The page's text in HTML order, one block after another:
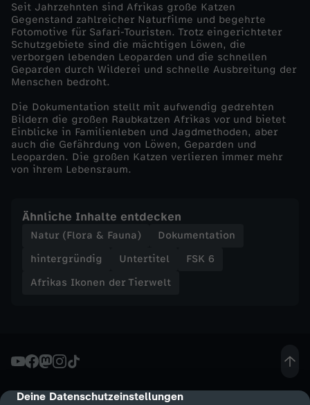
cmp-dialog-description
Deine Datenschutzeinstellungen
i
e
r
w
e
t
-
G
o
ß
Seit Jahrzehnten sind Afrikas große Katzen
Gegenstand zahlreicher Naturfilme und begehrte
Fotomotive für Safari-Touristen. Trotz eingerichteter
Schutzgebiete sind die mächtigen Löwen, die
verborgen lebenden Leoparden und die schnellen
Geparden durch Wilderei und schnelle Ausbreitung der
Menschen bedroht.
Die Dokumentation stellt mit aufwendig gedrehten
Bildern die großen Raubkatzen Afrikas vor und bietet
Einblicke in Familienleben und Jagdmethoden, aber
auch die Gefährdung von Löwen, Geparden und
Leoparden. Die großen Katzen verlieren immer mehr
von ihrem Lebensraum.
Ähnliche Inhalte entdecken
Natur (Flora & Fauna)
Dokumentation
hintergründig
Untertitel
FSK 6
Afrikas Ikonen der Tierwelt